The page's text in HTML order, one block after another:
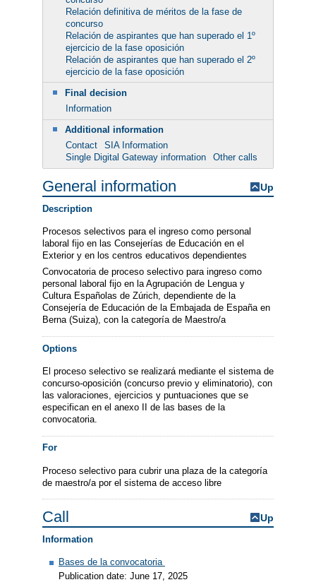
Relación definitiva de méritos de la fase de
concurso
Relación de aspirantes que han superado el 1º
ejercicio de la fase oposición
Relación de aspirantes que han superado el 2º
ejercicio de la fase oposición
Final decision
Information
Additional information
Contact
SIA Information
Single Digital Gateway information
Other calls
General information Up
Description
Procesos selectivos para el ingreso como personal
laboral fijo en las Consejerías de Educación en el
Exterior y en los centros educativos dependientes
Convocatoria de proceso selectivo para ingreso como
personal laboral fijo en la Agrupación de Lengua y
Cultura Españolas de Zúrich, dependiente de la
Consejería de Educación de la Embajada de España en
Berna (Suiza), con la categoría de Maestro/a
Options
El proceso selectivo se realizará mediante el sistema de
concurso-oposición (concurso previo y eliminatorio), con
las valoraciones, ejercicios y puntuaciones que se
especifican en el anexo II de las bases de la
convocatoria.
For
Proceso selectivo para cubrir una plaza de la categoría
de maestro/a por el sistema de acceso libre
Call Up
Information
Bases de la convocatoria
Publication date: June 17, 2025